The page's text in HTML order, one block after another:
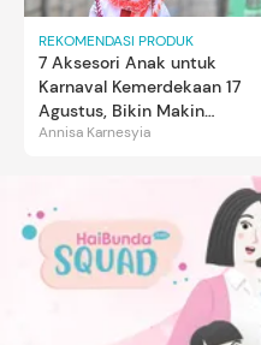
REKOMENDASI PRODUK
7 Aksesori Anak untuk
Karnaval Kemerdekaan 17
Agustus, Bikin Makin
Gemas
Annisa Karnesyia